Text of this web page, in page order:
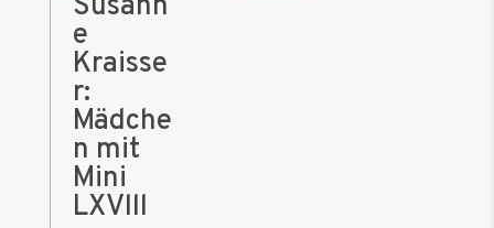
Susann
e
Kraisse
r:
Mädche
n mit
Mini
LXVlll